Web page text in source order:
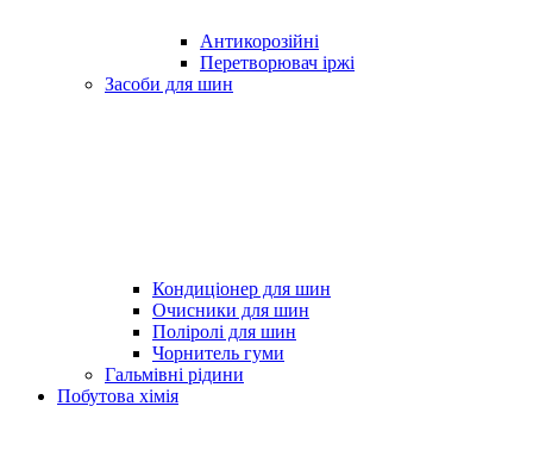
Антикорозійні
Перетворювач іржі
Засоби для шин
Кондиціонер для шин
Очисники для шин
Поліролі для шин
Чорнитель гуми
Гальмівні рідини
Побутова хімія